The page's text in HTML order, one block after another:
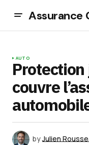
Assurance
AUTO
couvre
byJulien